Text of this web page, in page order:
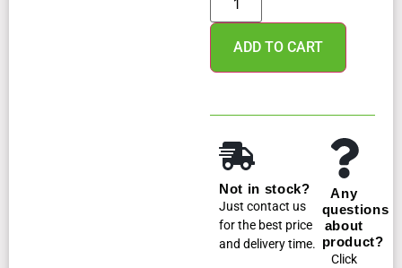
ADD TO CART
Not in stock?
Just contact us
for the best price
and delivery time.
Any
questions
about
product?
Click